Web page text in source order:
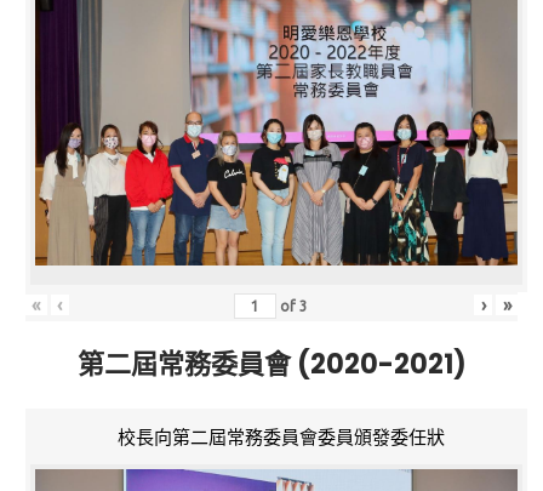
« ‹ of3 › »
第二屆常務委員會 (2020-2021)
校長向第二屆常務委員會委員頒發委任狀